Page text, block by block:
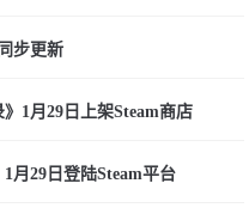
步更新
1月29日上架Steam商店
月29日登陆Steam平台